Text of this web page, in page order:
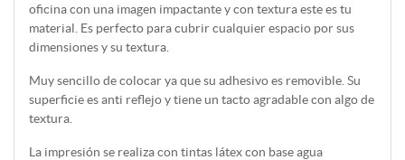
oficina con una imagen impactante y con textura este es tu
material. Es perfecto para cubrir cualquier espacio por sus
dimensiones y su textura.
Muy sencillo de colocar ya que su adhesivo es removible. Su
superficie es anti reflejo y tiene un tacto agradable con algo de
textura.
La impresión se realiza con tintas látex con base agua